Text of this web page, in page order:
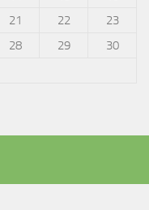
21 22
23
28 29
30